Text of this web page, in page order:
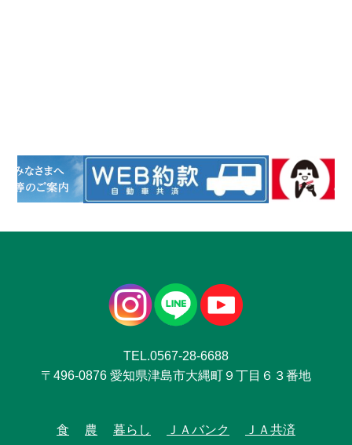
TEL.0567-28-6688
〒496-0876 愛知県津島市大縄町９丁目６３番地
食 農 暮らし ＪＡバンク ＪＡ共済